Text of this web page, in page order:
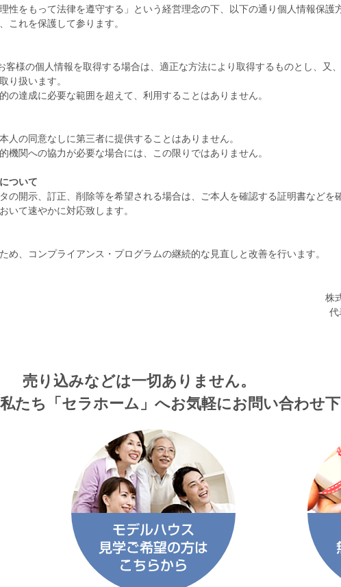
性をもって法律を遵守する」という経営理念の下、以下の通り個人情報保護
これを保護して参ります。
客様の個人情報を取得する場合は、適正な方法により取得するものとし、又
り扱います。
の達成に必要な範囲を超えて、利用することはありません。
人の同意なしに第三者に提供することはありません。
機関への協力が必要な場合には、この限りではありません。
ついて
の開示、訂正、削除等を希望される場合は、ご本人を確認する証明書などを
いて速やかに対応致します。
め、コンプライアンス・プログラムの継続的な見直しと改善を行います。
株
売り込みなどは一切ありません。
たち「セラホーム」へお気軽にお問い合わせ下